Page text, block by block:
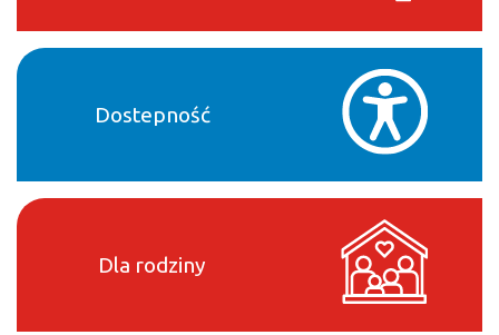
Dostepność
Dla rodziny